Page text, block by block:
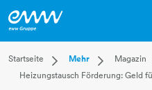
Startseite
Dropdown Startseite
Privatkunden
Mehr
Dropdown
Karriere
Magazin
Heizungstausch Förderung: Geld